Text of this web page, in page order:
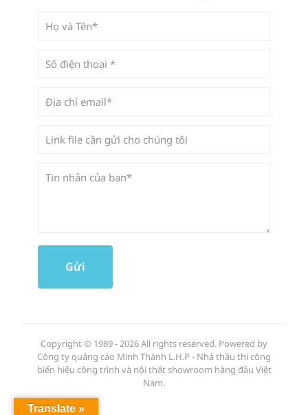
Copyright © 1989 - 2026 All rights reserved. Powered by
Công ty quảng cáo Minh Thành L.H.P - Nhà thầu thi công
biển hiệu công trình và nội thất showroom hàng đầu Việt
Nam.
Translate »